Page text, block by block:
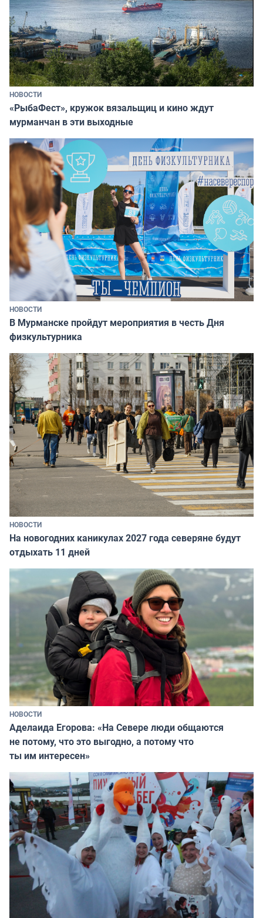
НОВОСТИ
«РыбаФест», кружок вязальщиц и кино ждут
мурманчан в эти выходные
НОВОСТИ
В Мурманске пройдут мероприятия в честь Дня
физкультурника
НОВОСТИ
На новогодних каникулах 2027 года северяне будут
отдыхать 11 дней
НОВОСТИ
Аделаида Егорова: «На Севере люди общаются
не потому, что это выгодно, а потому что
ты им интересен»